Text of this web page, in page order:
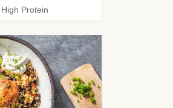
Protein